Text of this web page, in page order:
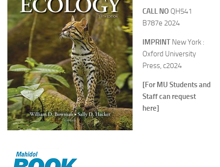
CALL NO QH541
B787e 2024
IMPRINT New York :
Oxford University
Press, c2024
[For MU Students and
Staff can request
here]